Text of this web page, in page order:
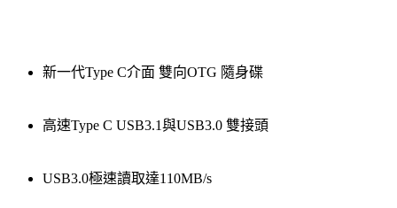
新一代Type C介面 雙向OTG 隨身碟
高速Type C USB3.1與USB3.0 雙接頭
USB3.0極速讀取達110MB/s